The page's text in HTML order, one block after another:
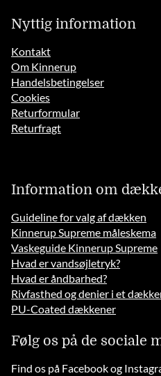
Nyttig information
Kontakt
Om Kinnerup
Handelsbetingelser
Cookies
Returformular
Returfragt
Information om
Guideline for valg af dækken
Kinnerup Supreme måleskema
Vaskeguide Kinnerup Supreme
Hvad er vandsøjletryk?
Hvad er åndbarhed?
Rivfasthed og denier i et
PU-Coated dækkener
Følg os på de sociale
Find os på Facebook og